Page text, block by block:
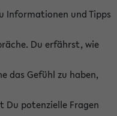
Informationen und Tipps
Du erfährst, wie
das Gefühl zu haben,
Du potenzielle Fragen